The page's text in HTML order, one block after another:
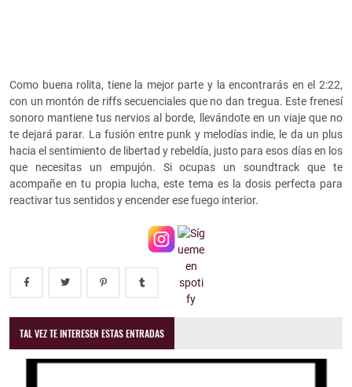
Como buena rolita, tiene la mejor parte y la encontrarás en el 2:22,
con un montón de riffs secuenciales que no dan tregua. Este frenesí
sonoro mantiene tus nervios al borde, llevándote en un viaje que no
te dejará parar. La fusión entre punk y melodías indie, le da un plus
hacia el sentimiento de libertad y rebeldía, justo para esos días en los
que necesitas un empujón. Si ocupas un soundtrack que te
acompañe en tu propia lucha, este tema es la dosis perfecta para
reactivar tus sentidos y encender ese fuego interior.
TAL VEZ TE INTERESEN ESTAS ENTRADAS